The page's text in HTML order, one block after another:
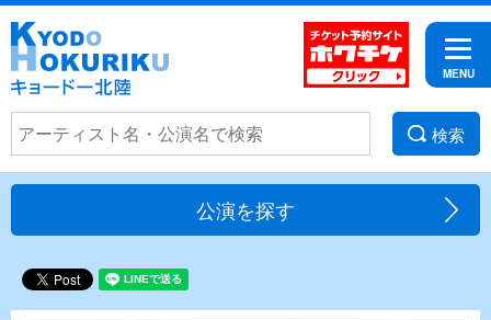
検索
公演を探す